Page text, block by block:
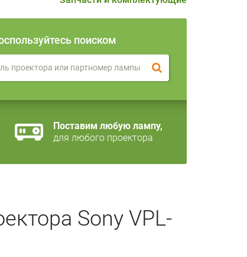
поиском
Поставим любую лампу,
для любого проектора
Sony VPL-